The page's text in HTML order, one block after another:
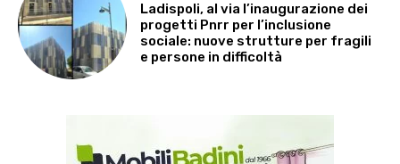
Ladispoli, al via l’inaugurazione dei
progetti Pnrr per l’inclusione
sociale: nuove strutture per fragili
e persone in difficoltà